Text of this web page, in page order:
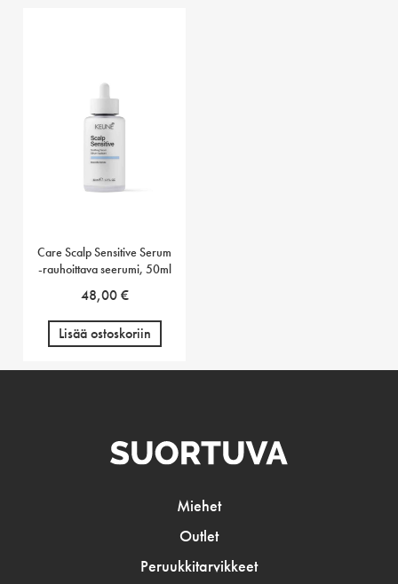
Care Scalp Sensitive Serum
-rauhoittava seerumi, 50ml
48,00€
Lisää ostoskoriin
Miehet
Outlet
Peruukkitarvikkeet